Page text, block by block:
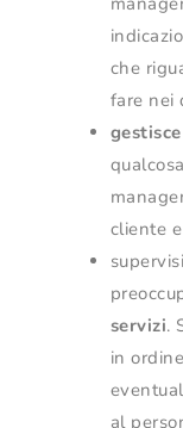
che
fare nei
cliente
servizi.
in
al